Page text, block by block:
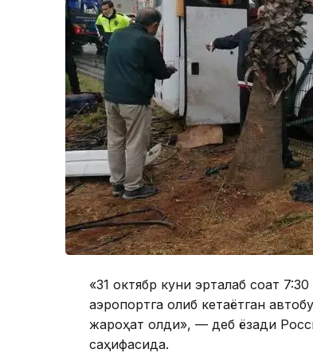
«31 октябр куни эрталаб соат
аэропортга олиб кетаётган
жароҳат олди», — деб ёзади
саҳифасида.